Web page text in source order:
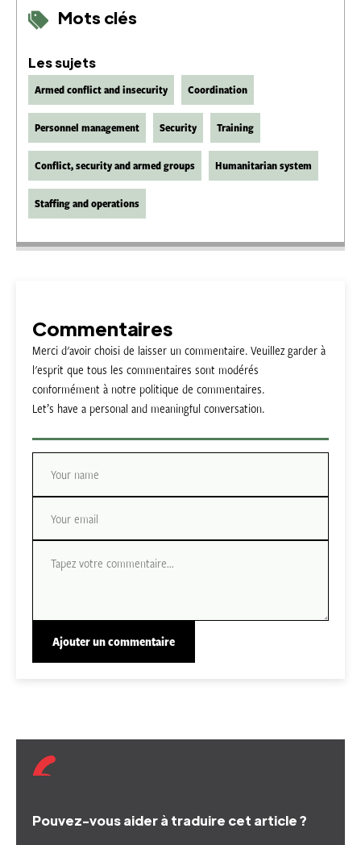
Mots clés
Les sujets
Armed conflict and insecurity Coordination
Personnel management Security Training
Conflict, security and armed groups Humanitarian system
Staffing and operations
Commentaires
Merci d'avoir choisi de laisser un commentaire. Veuillez garder à
l'esprit que tous les commentaires sont modérés
conformément à notre politique de commentaires.
Let’s have a personal and meaningful conversation.
Pouvez-vous aider à traduire cet article ?